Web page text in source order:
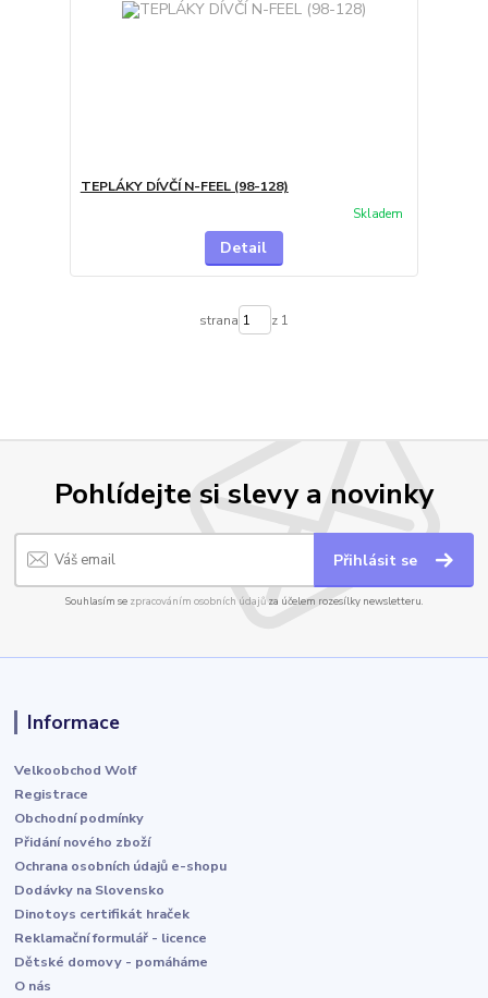
TEPLÁKY DÍVČÍ N-FEEL (98-128)
Skladem
Detail
strana z 1
Pohlídejte si slevy a novinky
Přihlásit se
Souhlasím se zpracováním osobních údajůza účelem rozesílky newsletteru.
Informace
Velkoobchod Wolf
Registrace
Obchodní podmínky
Přidání nového zboží
Ochrana osobních údajů e-shopu
Dodávky na Slovensko
Dinotoys certifikát hraček
Reklamační formulář - licence
Dětské domovy - pomáháme
O nás